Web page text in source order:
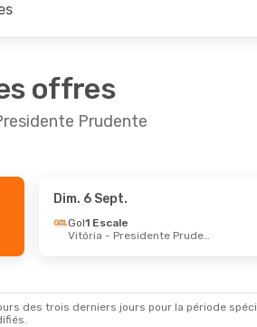
offres
Prudente
Dim. 6 Sept.
Gol1 Escale
Vitória
- Presidente Prudente
des trois derniers jours pour la période